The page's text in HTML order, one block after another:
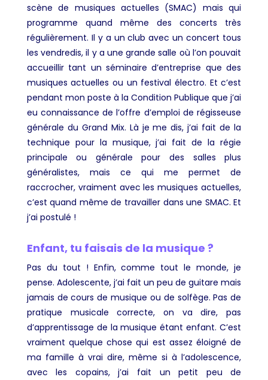
scène de musiques actuelles (SMAC) mais qui
programme quand même des concerts très
régulièrement. Il y a un club avec un concert tous
les vendredis, il y a une grande salle où l’on pouvait
accueillir tant un séminaire d’entreprise que des
musiques actuelles ou un festival électro. Et c’est
pendant mon poste à la Condition Publique que j’ai
eu connaissance de l’offre d’emploi de régisseuse
générale du Grand Mix. Là je me dis, j’ai fait de la
technique pour la musique, j’ai fait de la régie
principale ou générale pour des salles plus
généralistes, mais ce qui me permet de
raccrocher, vraiment avec les musiques actuelles,
c’est quand même de travailler dans une SMAC. Et
j’ai postulé !
Enfant, tu faisais de la musique ?
Pas du tout ! Enfin, comme tout le monde, je
pense. Adolescente, j’ai fait un peu de guitare mais
jamais de cours de musique ou de solfège. Pas de
pratique musicale correcte, on va dire, pas
d’apprentissage de la musique étant enfant. C’est
vraiment quelque chose qui est assez éloigné de
ma famille à vrai dire, même si à l’adolescence,
avec les copains, j’ai fait un petit peu de